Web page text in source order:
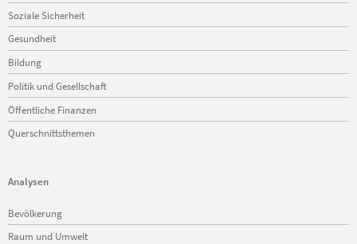
Soziale Sicherheit
Gesundheit
Bildung
Politik und Gesellschaft
Öffentliche Finanzen
Querschnittsthemen
Analysen
überspringen
Bevölkerung
Raum und Umwelt